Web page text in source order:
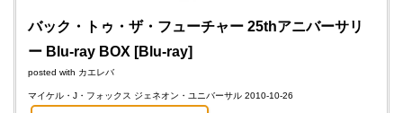
バック・トゥ・ザ・フューチャー 25thアニバーサリ
ー Blu-ray BOX [Blu-ray]
posted with カエレバ
マイケル・J・フォックス ジェネオン・ユニバーサル 2010-10-26